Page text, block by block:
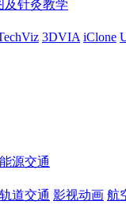
及针灸教学
3DVIA iClone
能源交通
轨道交通 影视动画 航